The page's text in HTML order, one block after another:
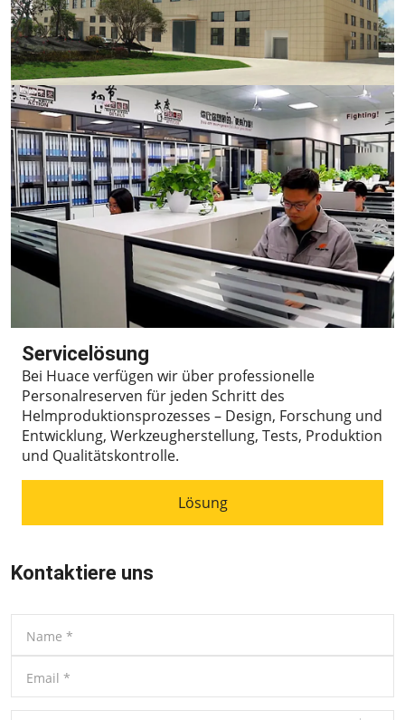
Servicelösung
Bei Huace verfügen wir über professionelle
Personalreserven für jeden Schritt des
Helmproduktionsprozesses – Design, Forschung und
Entwicklung, Werkzeugherstellung, Tests, Produktion
und Qualitätskontrolle.
Lösung
Kontaktiere uns
Name *
Email *